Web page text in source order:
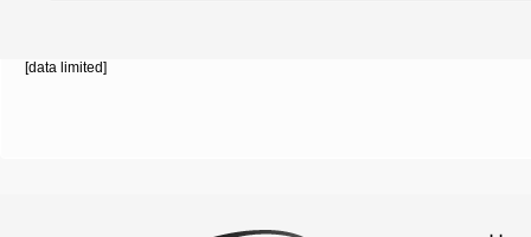
[data limited]